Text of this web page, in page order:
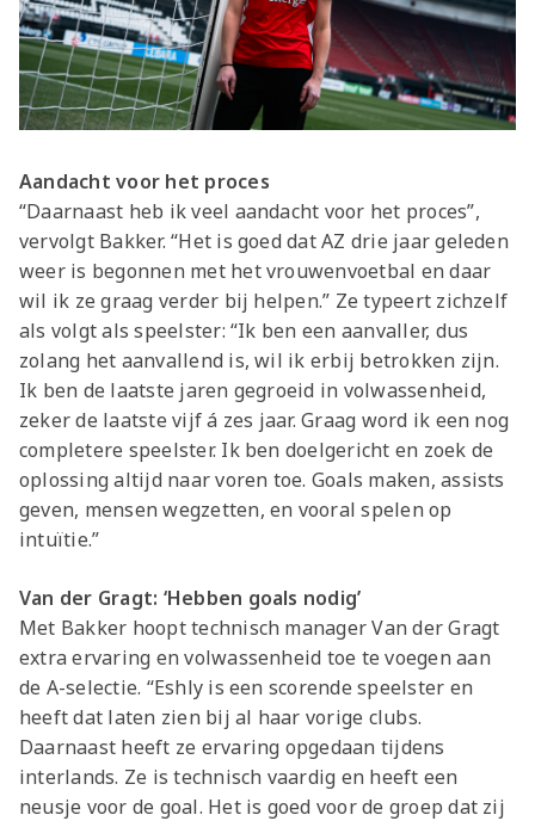
Aandacht voor het proces
“Daarnaast heb ik veel aandacht voor het proces”,
vervolgt Bakker. “Het is goed dat AZ drie jaar geleden
weer is begonnen met het vrouwenvoetbal en daar
wil ik ze graag verder bij helpen.” Ze typeert zichzelf
als volgt als speelster: “Ik ben een aanvaller, dus
zolang het aanvallend is, wil ik erbij betrokken zijn.
Ik ben de laatste jaren gegroeid in volwassenheid,
zeker de laatste vijf á zes jaar. Graag word ik een nog
completere speelster. Ik ben doelgericht en zoek de
oplossing altijd naar voren toe. Goals maken, assists
geven, mensen wegzetten, en vooral spelen op
intuïtie.”
Van der Gragt: ‘Hebben goals nodig’
Met Bakker hoopt technisch manager Van der Gragt
extra ervaring en volwassenheid toe te voegen aan
de A-selectie. “Eshly is een scorende speelster en
heeft dat laten zien bij al haar vorige clubs.
Daarnaast heeft ze ervaring opgedaan tijdens
interlands. Ze is technisch vaardig en heeft een
neusje voor de goal. Het is goed voor de groep dat zij